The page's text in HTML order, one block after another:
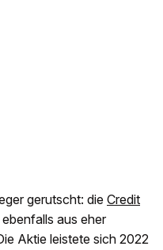
gerutscht: die Credit
aus eher
Aktie leistete sich 2022